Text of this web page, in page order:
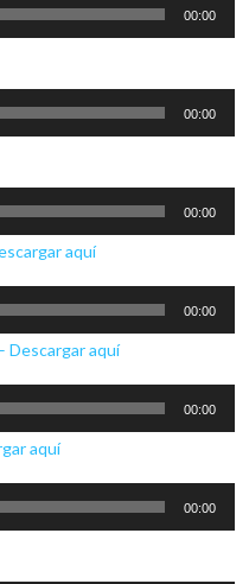
00:00
00:00
00:00
aquí
00:00
Descargar aquí
00:00
aquí
00:00